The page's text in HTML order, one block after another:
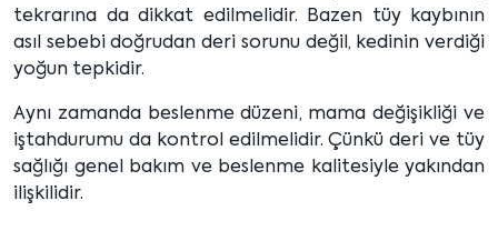
tekrarına da dikkat edilmelidir. Bazen tüy kaybının
asıl sebebi doğrudan deri sorunu değil, kedinin verdiği
yoğun tepkidir.
Aynı zamanda beslenme düzeni, mama değişikliği ve
iştahdurumu da kontrol edilmelidir. Çünkü deri ve tüy
sağlığı genel bakım ve beslenme kalitesiyle yakından
ilişkilidir.